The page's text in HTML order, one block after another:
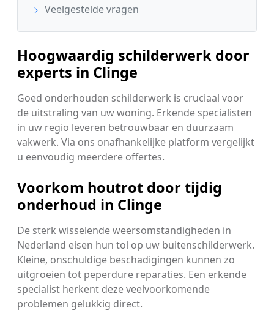
Veelgestelde vragen
Hoogwaardig schilderwerk door
experts in Clinge
Goed onderhouden schilderwerk is cruciaal voor
de uitstraling van uw woning. Erkende specialisten
in uw regio leveren betrouwbaar en duurzaam
vakwerk. Via ons onafhankelijke platform vergelijkt
u eenvoudig meerdere offertes.
Voorkom houtrot door tijdig
onderhoud in Clinge
De sterk wisselende weersomstandigheden in
Nederland eisen hun tol op uw buitenschilderwerk.
Kleine, onschuldige beschadigingen kunnen zo
uitgroeien tot peperdure reparaties. Een erkende
specialist herkent deze veelvoorkomende
problemen gelukkig direct.